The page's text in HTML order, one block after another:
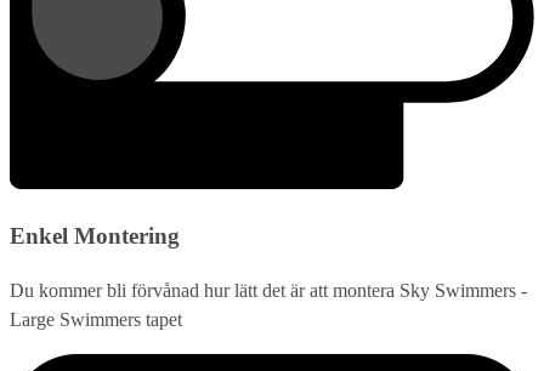
Enkel Montering
Du kommer bli förvånad hur lätt det är att montera Sky Swimmers -
Large Swimmers tapet